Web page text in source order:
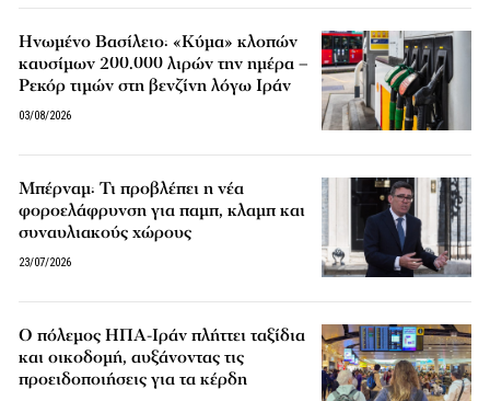
Ηνωμένο Βασίλειο: «Κύμα» κλοπών
καυσίμων 200.000 λιρών την ημέρα –
Ρεκόρ τιμών στη βενζίνη λόγω Ιράν
03/08/2026
Μπέρναμ: Τι προβλέπει η νέα
φοροελάφρυνση για παμπ, κλαμπ και
συναυλιακούς χώρους
23/07/2026
Ο πόλεμος ΗΠΑ-Ιράν πλήττει ταξίδια
και οικοδομή, αυξάνοντας τις
προειδοποιήσεις για τα κέρδη